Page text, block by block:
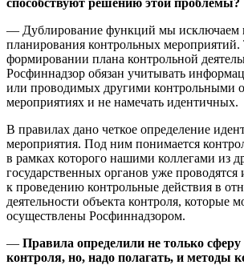
способствуют решению этой проблемы?
— Дублирование функций мы исключаем
планирования контрольных мероприятий.
формировании плана контрольной
Росфиннадзор обязан учитывать
или проводимых другими контрольными
мероприятиях и не намечать идентичных.
В правилах дано четкое определение
мероприятия. Под ним понимается
в рамках которого нашими коллегами из
государственных органов уже
к проведению контрольные действия в
деятельности объекта контроля, которые
осуществлены Росфиннадзором.
— Правила определили не только
контроля, но, надо полагать, и методы